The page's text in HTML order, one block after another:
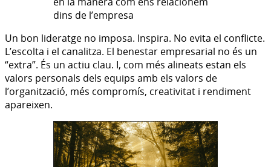
dins de l’empresa
Un bon lideratge no imposa. Inspira. No evita el conflicte.
L’escolta i el canalitza. El benestar empresarial no és un
“extra”. És un actiu clau. I, com més alineats estan els
valors personals dels equips amb els valors de
l’organització, més compromís, creativitat i rendiment
apareixen.